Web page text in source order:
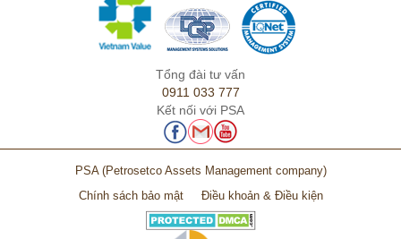
Tổng đài tư vấn
0911 033 777
Kết nối với PSA
PSA (Petrosetco Assets Management company)
Chính sách bảo mật
Điều khoản & Điều kiện